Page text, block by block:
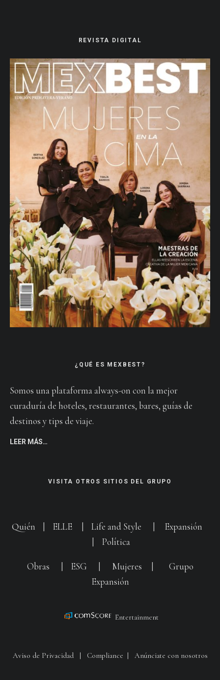
REVISTA DIGITAL
¿QUÉ ES MEXBEST?
Somos una plataforma always-on con la mejor
curaduría de hoteles, restaurantes, bares, guías de
destinos y tips de viaje.
LEER MÁS…
VISITA OTROS SITIOS DEL GRUPO
Quién ELLE Life and Style
Expansión
Política
Obras ESG Mujeres
Grupo
Expansión
Entertainment
Aviso de Privacidad| Compliance Anúnciate con nosotros